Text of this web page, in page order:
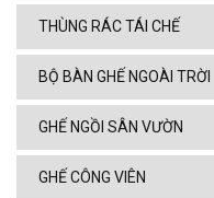
THÙNG RÁC TÁI CHẾ
BỘ BÀN GHẾ NGOÀI TRỜI
GHẾ NGỒI SÂN VƯỜN
GHẾ CÔNG VIÊN